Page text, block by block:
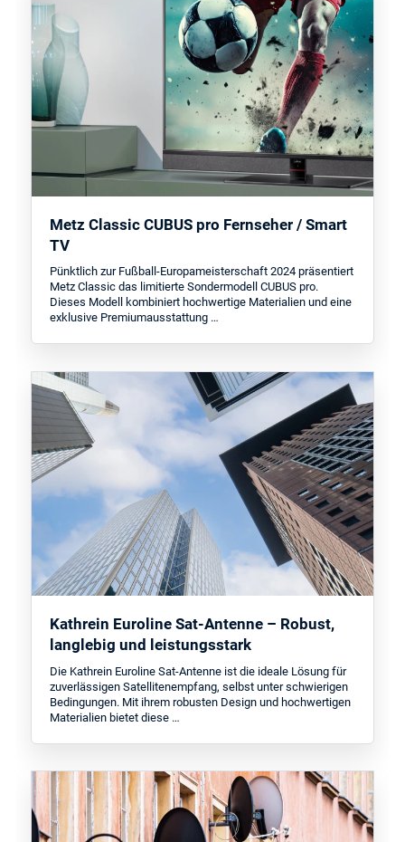
Metz Classic CUBUS pro Fernseher / Smart
TV
Pünktlich zur Fußball-Europameisterschaft 2024 präsentiert
Metz Classic das limitierte Sondermodell CUBUS pro.
Dieses Modell kombiniert hochwertige Materialien und eine
exklusive Premiumausstattung …
Kathrein Euroline Sat-Antenne – Robust,
langlebig und leistungsstark
Die Kathrein Euroline Sat-Antenne ist die ideale Lösung für
zuverlässigen Satellitenempfang, selbst unter schwierigen
Bedingungen. Mit ihrem robusten Design und hochwertigen
Materialien bietet diese …